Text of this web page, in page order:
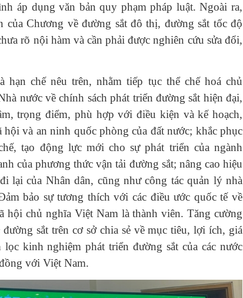
áp dụng văn bản quy phạm pháp luật. Ngoài ra,
Chương về đường sắt đô thị, đường sắt tốc độ
rõ nội hàm và cần phải được nghiên cứu sửa đổi,
chế nêu trên, nhằm tiếp tục thể chế hoá chủ
nước về chính sách phát triển đường sắt hiện đại,
trọng điểm, phù hợp với điều kiện và kế hoạch,
và an ninh quốc phòng của đất nước; khắc phục
tạo động lực mới cho sự phát triển của ngành
của phương thức vận tải đường sắt; nâng cao hiệu
lại của Nhân dân, cũng như công tác quản lý nhà
bảo sự tương thích với các điều ước quốc tế về
hội chủ nghĩa Việt Nam là thành viên. Tăng cường
sắt trên cơ sở chia sẻ về mục tiêu, lợi ích, giá
kinh nghiệm phát triển đường sắt của các nước
với Việt Nam.